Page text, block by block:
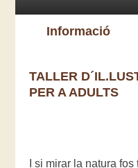
Informació
TALLER
PER A ADULTS
I si mirar la natura